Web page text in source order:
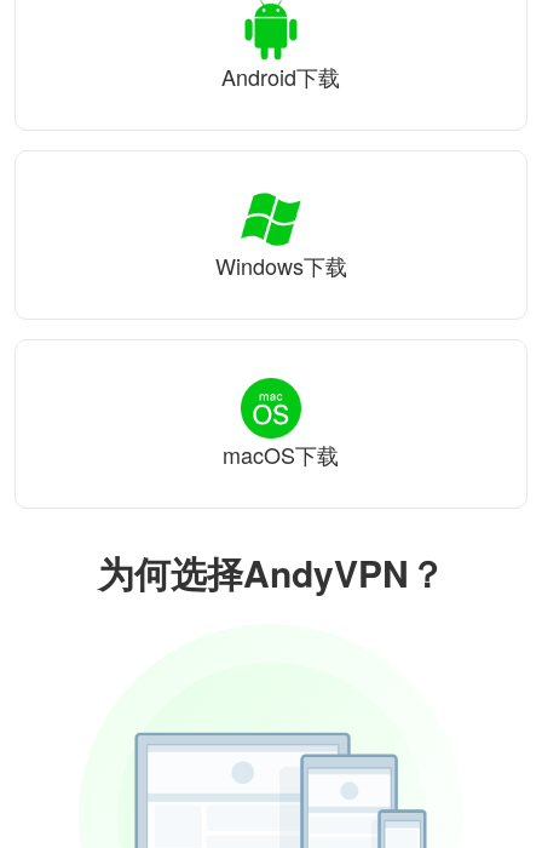
为何选择AndyVPN？
Android下载
Windows下载
macOS下载